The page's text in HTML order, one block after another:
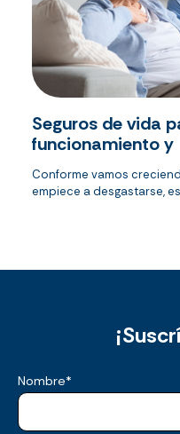
Seguros de vida
funcionamiento y
Conforme vamos
empiece a desgastarse,
Nombre*